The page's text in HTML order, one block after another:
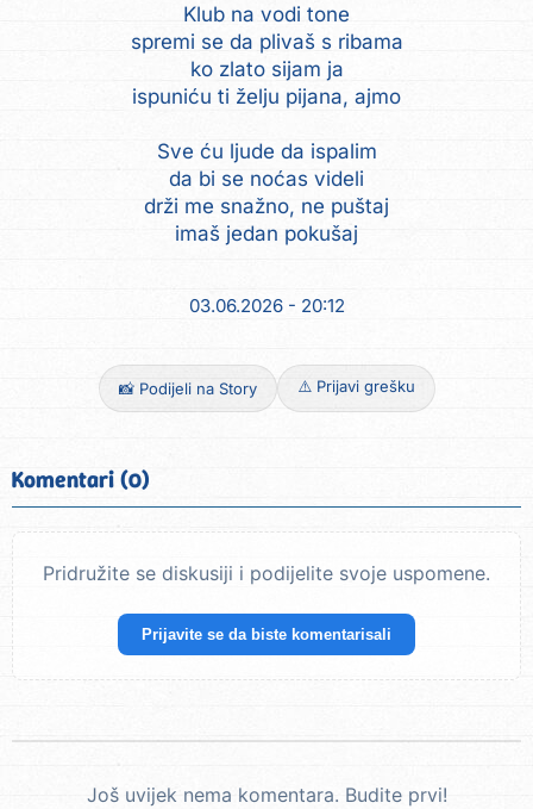
Klub na vodi tone
spremi se da plivaš s ribama
ko zlato sijam ja
ispuniću ti želju pijana, ajmo
Sve ću ljude da ispalim
da bi se noćas videli
drži me snažno, ne puštaj
imaš jedan pokušaj
03.06.2026 - 20:12
📸 Podijeli na Story ⚠️ Prijavi grešku
Komentari (0)
Pridružite se diskusiji i podijelite svoje uspomene.
Prijavite se da biste komentarisali
Još uvijek nema komentara. Budite prvi!